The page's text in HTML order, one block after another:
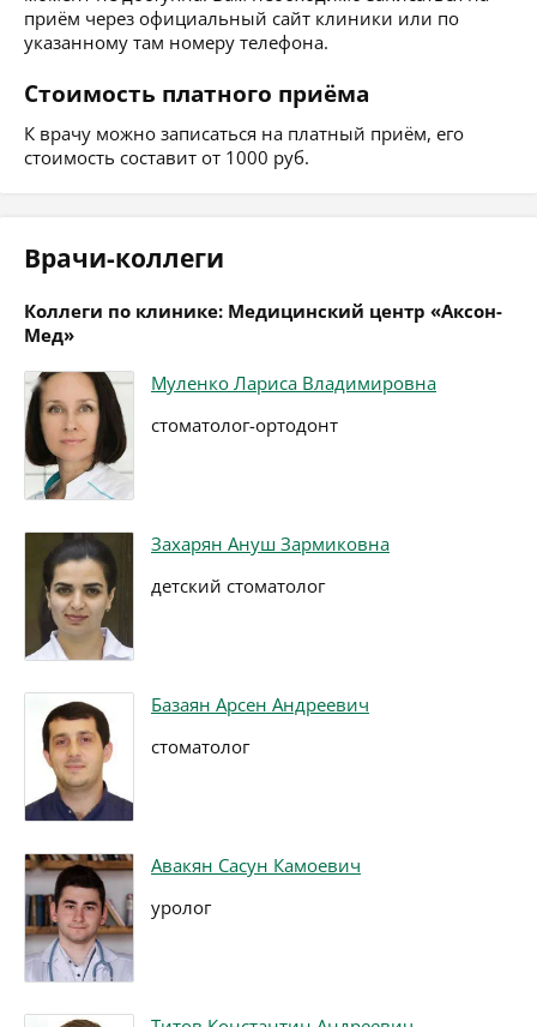
приём через официальный сайт клиники или по
указанному там номеру телефона.
Стоимость платного приёма
К врачу можно записаться на платный приём, его
стоимость составит от 1000 руб.
Врачи-коллеги
Коллеги по клинике: Медицинский центр «Аксон-
Мед»
Муленко Лариса Владимировна
стоматолог-ортодонт
Захарян Ануш Зармиковна
детский стоматолог
Базаян Арсен Андреевич
стоматолог
Авакян Сасун Камоевич
уролог